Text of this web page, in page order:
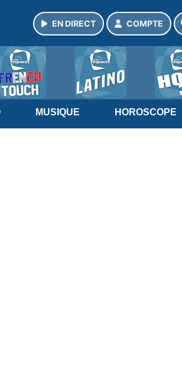
EN DIRECT COMPTE
MUSIQUE HOROSCOPE